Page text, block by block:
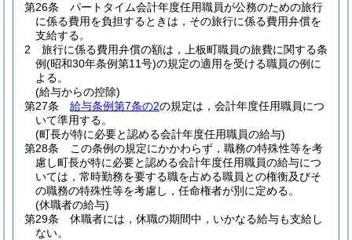
第26条
パートタイム会計年度任用職員が公務のための旅行
に係る費用を負担するときは，その旅行に係る費用弁償を
支給する。
2
旅行に係る費用弁償の額は，上板町職員の旅費に関する条
例(昭和30年条例第11号)の規定の適用を受ける職員の例に
よる。
(給与からの控除)
第27条
給与条例第7条の2の規定は，会計年度任用職員につ
いて準用する。
(町長が特に必要と認める会計年度任用職員の給与)
第28条
この条例の規定にかかわらず，職務の特殊性等を考
慮し町長が特に必要と認める会計年度任用職員の給与につ
いては，常時勤務を要する職を占める職員との権衡及びそ
の職務の特殊性等を考慮し，任命権者が別に定める。
(休職者の給与)
第29条
休職者には，休職の期間中，いかなる給与も支給し
ない。